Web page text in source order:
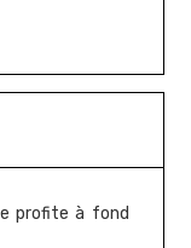
profite à fond